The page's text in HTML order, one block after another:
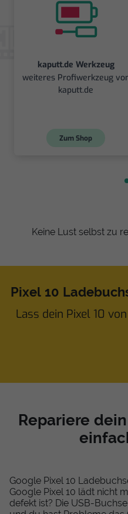
kaputt.de Werkzeug
weiteres Profiwerkzeug
kaputt.de
Zum Shop
Keine Lust selbst zu
Pixel 10
Lass dein Pixel 10
Repariere
Google Pixel 10
Google Pixel 10 lädt nicht
defekt ist? Die USB-